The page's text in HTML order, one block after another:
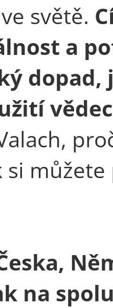
světě.
a
si
na